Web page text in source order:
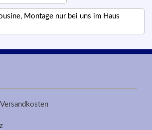
Montage nur bei uns im Haus